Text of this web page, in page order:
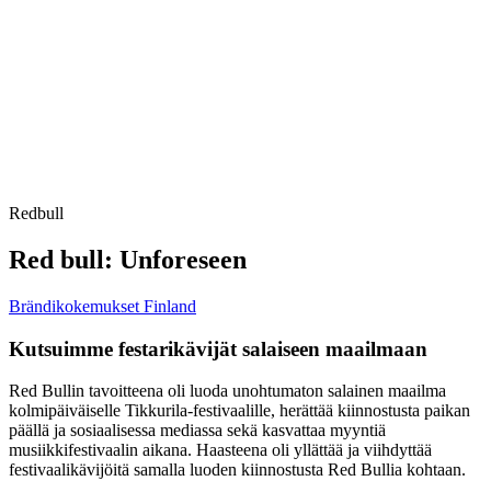
Redbull
Red bull: Unforeseen
Brändi­kokemukset Finland
Kutsuimme festarikävijät salaiseen maailmaan
Red Bullin tavoitteena oli luoda unohtumaton salainen maailma
kolmipäiväiselle Tikkurila-festivaalille, herättää kiinnostusta paikan
päällä ja sosiaalisessa mediassa sekä kasvattaa myyntiä
musiikkifestivaalin aikana. Haasteena oli yllättää ja viihdyttää
festivaalikävijöitä samalla luoden kiinnostusta Red Bullia kohtaan.